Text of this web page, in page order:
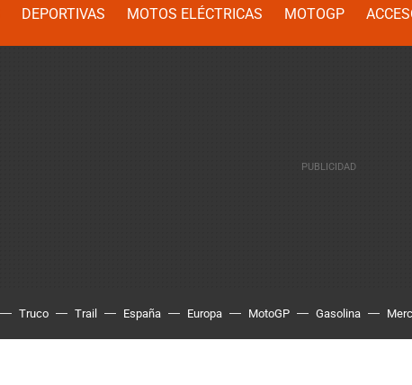
DEPORTIVAS MOTOS ELÉCTRICAS MOTOGP
Truco Trail España Europa MotoGP Gasolina